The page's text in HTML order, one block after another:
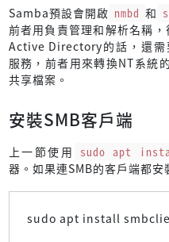
Samba預設會開啟 nmbd 和
前者用負責管理和解析名稱
Active Directory的話，還需
服務，前者用來轉換NT系統
共享檔案。
安裝SMB客戶端
上一節使用 sudo apt
器。如果連SMB的客戶端都安
sudo apt install